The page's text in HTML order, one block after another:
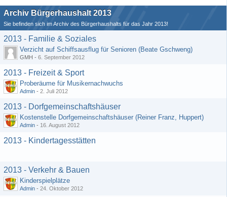
Archiv Bürgerhaushalt 2013
Sie befinden sich im Archiv des Bürgerhaushalts für das Jahr 2013!
2013 - Familie & Soziales
Verzicht auf Schiffsausflug für Senioren (Beate Gschweng)
GMH - 6. September 2012
2013 - Freizeit & Sport
Proberäume für Musikernachwuchs
Admin - 2. Juli 2012
2013 - Dorfgemeinschaftshäuser
Kostenstelle Dorfgemeinschaftshäuser (Reiner Franz, Huppert)
Admin - 16. August 2012
2013 - Kindertagesstätten
2013 - Verkehr & Bauen
Kinderspielplätze
Admin - 24. Oktober 2012